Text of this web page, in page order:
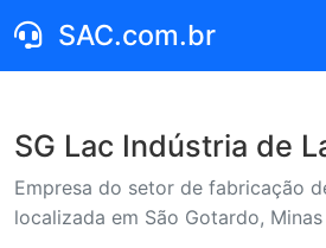
SAC.com.br
SG Lac Indústria de
Empresa do setor de fabricação
localizada em São Gotardo, Minas